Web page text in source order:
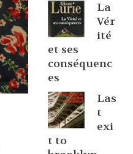
La
Vér
ité
et ses
conséquenc
es
Las
t
exi
t to